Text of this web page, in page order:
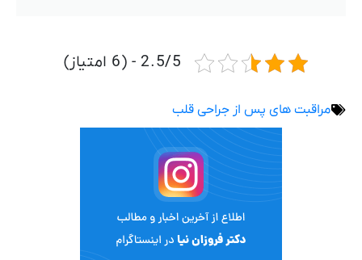
2.5/5 - (6 امتیاز)
مراقبت های پس از جراحی قلب